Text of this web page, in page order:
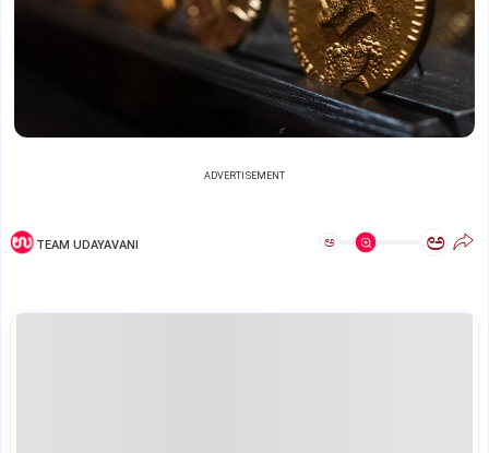
ADVERTISEMENT
TEAM UDAYAVANI ಅ ಅ